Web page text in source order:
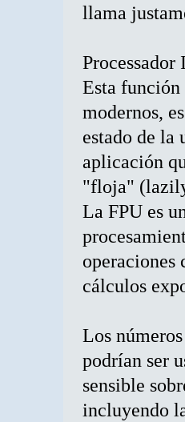
llama
Esta función
modernos,
estado de la
aplicación
"floja"
La FPU es
cálculos
Los
podrían ser
sensible
incluyendo